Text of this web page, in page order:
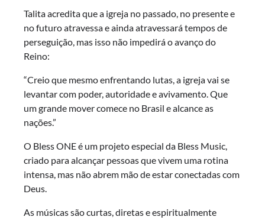
Talita acredita que a igreja no passado, no presente e
no futuro atravessa e ainda atravessará tempos de
perseguição, mas isso não impedirá o avanço do
Reino:
“Creio que mesmo enfrentando lutas, a igreja vai se
levantar com poder, autoridade e avivamento. Que
um grande mover comece no Brasil e alcance as
nações.”
O Bless ONE é um projeto especial da Bless Music,
criado para alcançar pessoas que vivem uma rotina
intensa, mas não abrem mão de estar conectadas com
Deus.
As músicas são curtas, diretas e espiritualmente